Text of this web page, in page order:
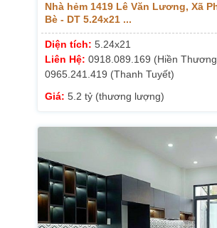
Nhà hẻm 1419 Lê Văn Lương, Xã
Bè - DT 5.24x21 ...
Diện tích: 5.24x21
Liên Hệ: 0918.089.169 (Hiền
0965.241.419 (Thanh Tuyết)
Giá: 5.2 tỷ (thương lượng)